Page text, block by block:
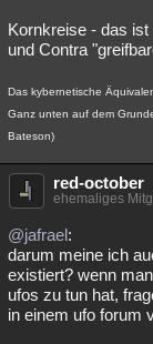
Kornkreise - das
und Contra
Das kybernetische
Ganz unten auf dem
Bateson)
red-october
ehemaliges
@jafrael:
darum meine ich
existiert? wenn
ufos zu tun hat,
in einem ufo forum